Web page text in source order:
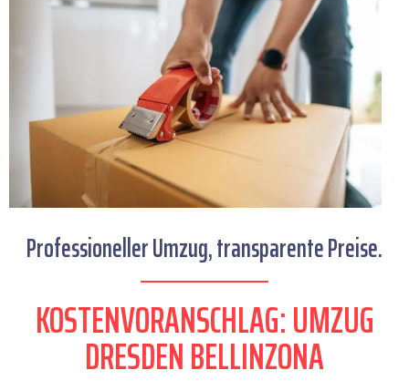
Professioneller Umzug, transparente Preise.
KOSTENVORANSCHLAG: UMZUG
DRESDEN BELLINZONA